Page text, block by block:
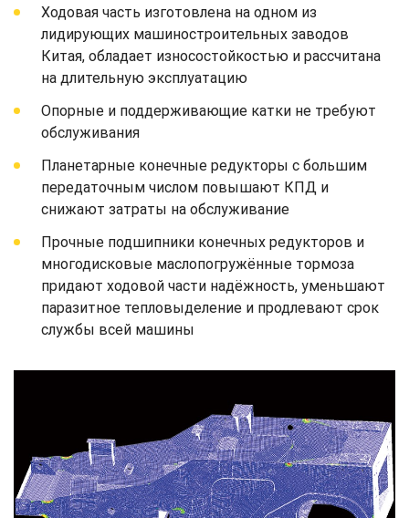
Ходовая часть изготовлена на одном из
лидирующих машиностроительных заводов
Китая, обладает износостойкостью и рассчитана
на длительную эксплуатацию
Опорные и поддерживающие катки не требуют
обслуживания
Планетарные конечные редукторы с большим
передаточным числом повышают КПД и
снижают затраты на обслуживание
Прочные подшипники конечных редукторов и
многодисковые маслопогружённые тормоза
придают ходовой части надёжность, уменьшают
паразитное тепловыделение и продлевают срок
службы всей машины